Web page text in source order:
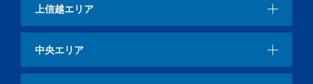
上信越エリア
中央エリア